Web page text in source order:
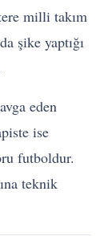
milli takım
şike yaptığı
eden
ise
futboldur.
teknik